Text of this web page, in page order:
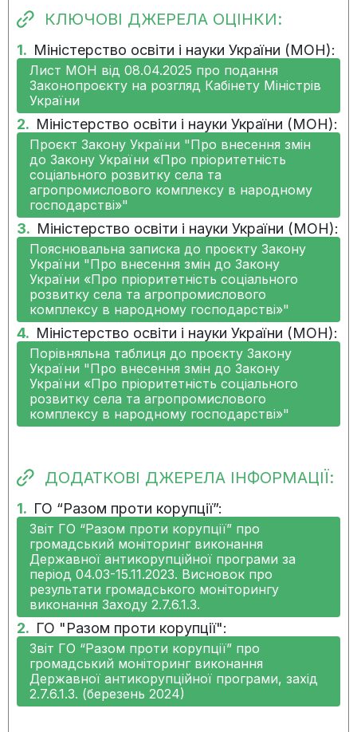
КЛЮЧОВІ ДЖЕРЕЛА ОЦІНКИ:
1. Міністерство освіти і науки України (МОН):
Лист МОН від 08.04.2025 про подання
Законопроєкту на розгляд Кабінету Міністрів
України
2. Міністерство освіти і науки України (МОН):
Проєкт Закону України "Про внесення змін
до Закону України «Про пріоритетність
соціального розвитку села та
агропромислового комплексу в народному
господарстві»"
3. Міністерство освіти і науки України (МОН):
Пояснювальна записка до проєкту Закону
України "Про внесення змін до Закону
України «Про пріоритетність соціального
розвитку села та агропромислового
комплексу в народному господарстві»"
4. Міністерство освіти і науки України (МОН):
Порівняльна таблиця до проєкту Закону
України "Про внесення змін до Закону
України «Про пріоритетність соціального
розвитку села та агропромислового
комплексу в народному господарстві»"
ДОДАТКОВІ ДЖЕРЕЛА ІНФОРМАЦІЇ:
1. ГО “Разом проти корупції”:
Звіт ГО “Разом проти корупції” про
громадський моніторинг виконання
Державної антикорупційної програми за
період 04.03-15.11.2023. Висновок про
результати громадського моніторингу
виконання Заходу 2.7.6.1.3.
2. ГО "Разом проти корупції":
Звіт ГО “Разом проти корупції” про
громадський моніторинг виконання
Державної антикорупційної програми, захід
2.7.6.1.3. (березень 2024)